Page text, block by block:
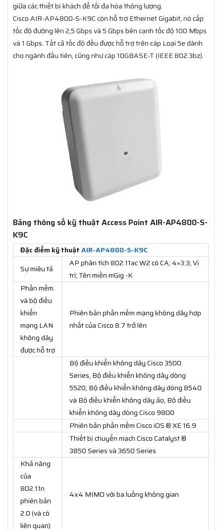
giữa các thiết bị khách để tối đa hóa thông lượng.
Cisco AIR-AP4800-S-K9C còn hỗ trợ Ethernet Gigabit, nó cấp
tốc độ đường lên 2,5 Gbps và 5 Gbps bên cạnh tốc độ 100 Mbps
và 1 Gbps. Tất cả tốc độ đều được hỗ trợ trên cáp Loại 5e dành
cho ngành đầu tiên, cũng như cáp 10GBASE-T (IEEE 802.3bz).
Bảng thông số kỹ thuật Access Point AIR-AP4800-S-
K9C
Đặc điểm kỹ thuậtAIR-AP4800-S-K9C
Sự miêu tả
AP phân tích 802.11ac W2 có CA; 4×3:3; Vị
trí; Tên miền mGig -K
Phần mềm
và bộ điều
khiển
mạng LAN
không dây
được hỗ trợ
Phiên bản phần mềm mạng không dây hợp
nhất của Cisco 8.7 trở lên
Bộ điều khiển không dây Cisco 3500
Series, Bộ điều khiển không dây dòng
5520, Bộ điều khiển không dây dòng 8540
và Bộ điều khiển không dây ảo, Bộ điều
khiển không dây dòng Cisco 9800
Phiên bản phần mềm Cisco iOS ® XE 16.9
Thiết bị chuyển mạch Cisco Catalyst ®
3850 Series và 3650 Series
Khả năng
của
802.11n
phiên bản
2.0 (và có
liên quan)
4x4 MIMO với ba luồng không gian